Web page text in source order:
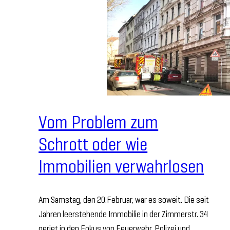
Vom Problem zum
Schrott oder wie
Immobilien verwahrlosen
Am Samstag, den 20.Februar, war es soweit. Die seit
Jahren leerstehende Immobilie in der Zimmerstr. 34